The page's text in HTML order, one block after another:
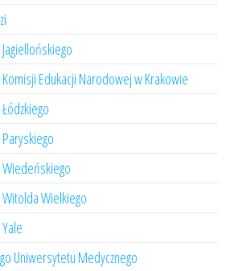
Edukacji Narodowej w Krakowie
Wielkiego
Uniwersytetu Medycznego